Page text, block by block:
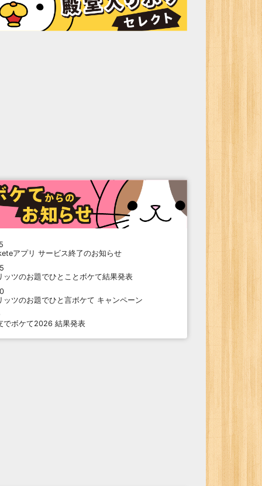
アプリ サービス終了のお知らせ
ッツのお題でひとことボケて結果発表
ッツのお題でひと言ボケて キャンペーン
でボケて2026 結果発表